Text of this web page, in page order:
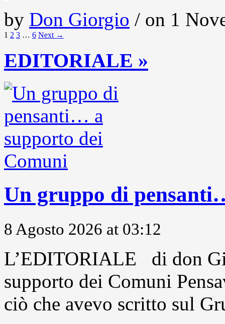
by Don Giorgio / on 1
1 2 3 … 6 Next →
EDITORIALE »
Un gruppo di
8 Agosto 2026 at 03:12
L’EDITORIALE di don
supporto dei Comuni
ciò che avevo scritto sul